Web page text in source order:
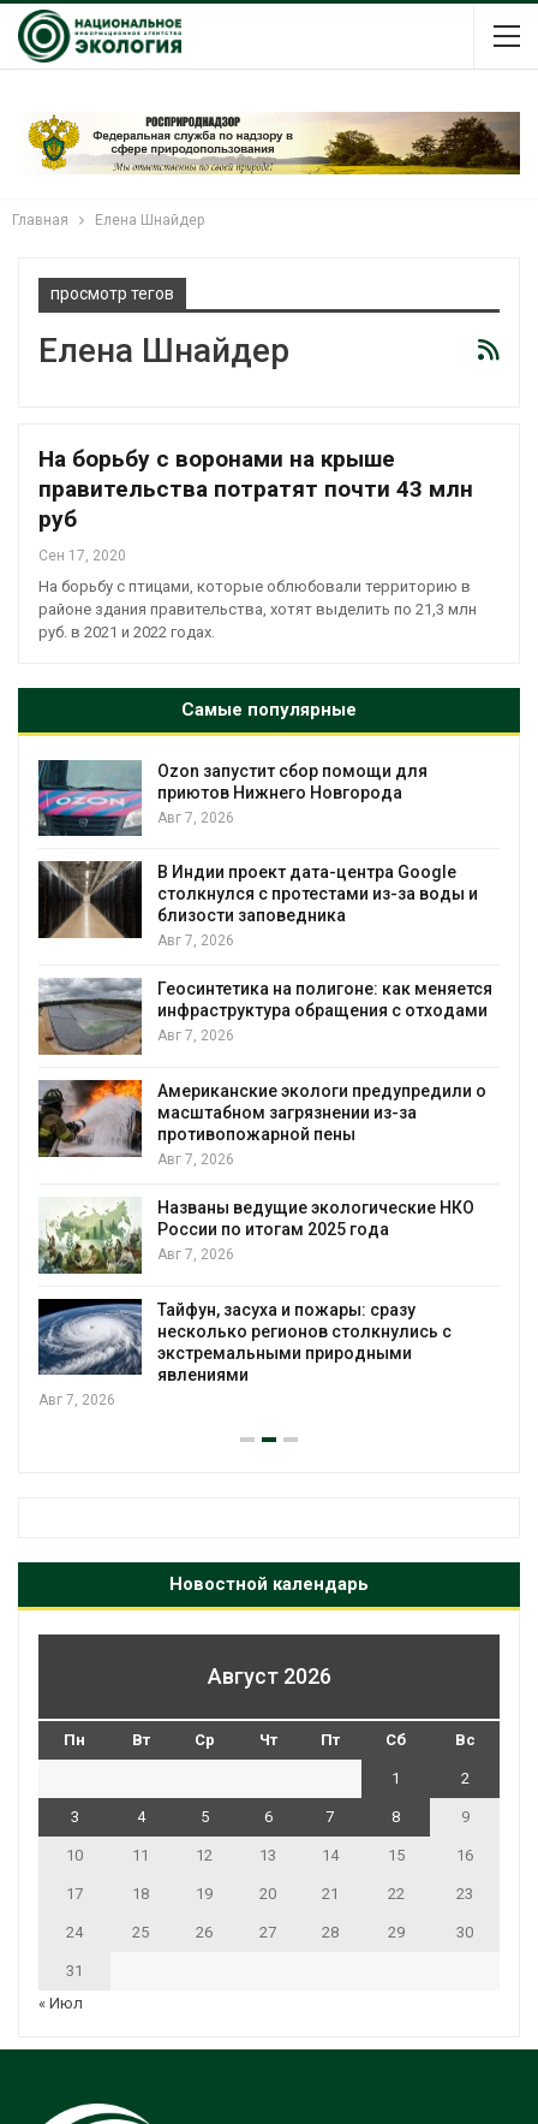
Главная Елена Шнайдер
просмотр тегов
Елена Шнайдер
На борьбу с воронами на крыше
правительства потратят почти 43 млн
руб
Сен 17, 2020
На борьбу с птицами, которые облюбовали территорию в
районе здания правительства, хотят выделить по 21,3 млн
руб. в 2021 и 2022 годах.
Самые популярные
Ozon запустит сбор помощи для
приютов Нижнего Новгорода
Авг 7, 2026
В Индии проект дата-центра Google
столкнулся с протестами из-за воды и
близости заповедника
Авг 7, 2026
Геосинтетика на полигоне: как меняется
инфраструктура обращения с отходами
Авг 7, 2026
Американские экологи предупредили о
масштабном загрязнении из-за
противопожарной пены
Авг 7, 2026
Названы ведущие экологические НКО
России по итогам 2025 года
Авг 7, 2026
Тайфун, засуха и пожары: сразу
несколько регионов столкнулись с
экстремальными природными
явлениями
Авг 7, 2026
Новостной календарь
Август 2026
Пн Вт Ср Чт Пт Сб Вс
1 2
3 4 5 6 7 8 9
10 11 12 13 14 15 16
17 18 19 20 21 22 23
24 25 26 27 28 29 30
31
« Июл